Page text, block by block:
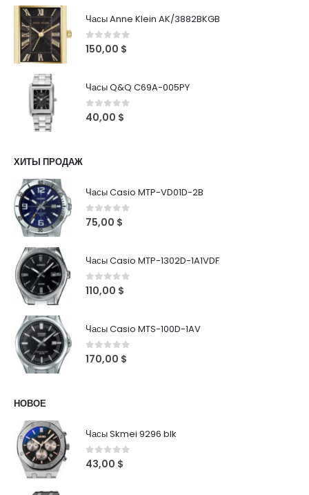
Часы Anne Klein AK/3882BKGB
0out of 5
150,00 $
Часы Q&Q C69A-005PY
0 out of 5
40,00 $
ХИТЫ ПРОДАЖ
Часы Casio MTP-VD01D-2B
0out of 5
75,00 $
Часы Casio MTP-1302D-1A1VDF
0out of 5
110,00 $
Часы Casio MTS-100D-1AV
0out of 5
170,00 $
НОВОЕ
Часы Skmei 9296 blk
0 out of 5
43,00 $